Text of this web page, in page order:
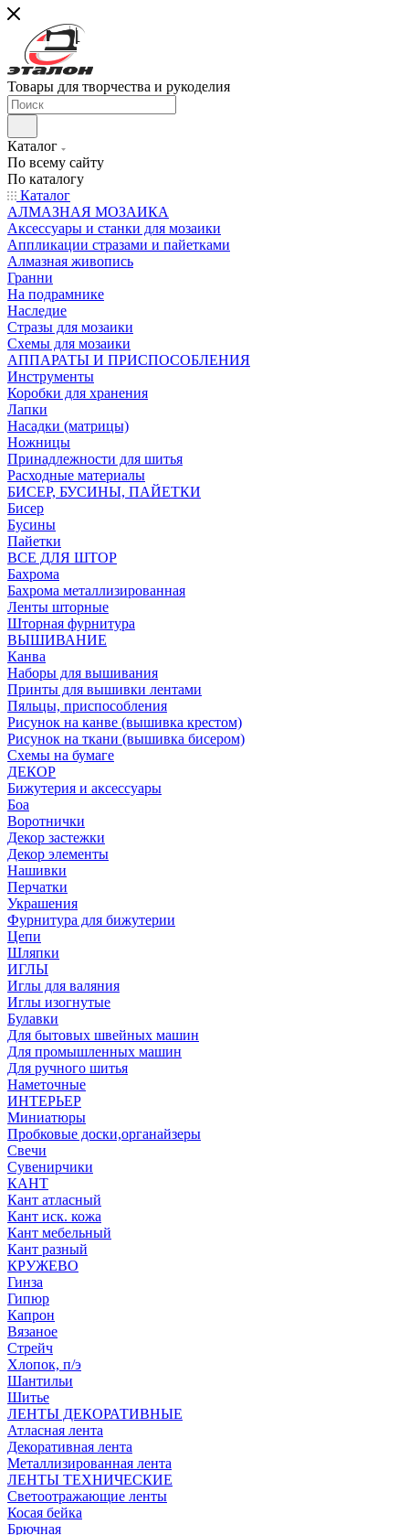
Товары для творчества и рукоделия
Каталог
По всему сайту
По каталогу
Каталог
АЛМАЗНАЯ МОЗАИКА
Аксессуары и станки для мозаики
Аппликации стразами и пайетками
Алмазная живопись
Гранни
На подрамнике
Наследие
Стразы для мозаики
Схемы для мозаики
АППАРАТЫ И ПРИСПОСОБЛЕНИЯ
Инструменты
Коробки для хранения
Лапки
Насадки (матрицы)
Ножницы
Принадлежности для шитья
Расходные материалы
БИСЕР, БУСИНЫ, ПАЙЕТКИ
Бисер
Бусины
Пайетки
ВСЕ ДЛЯ ШТОР
Бахрома
Бахрома металлизированная
Ленты шторные
Шторная фурнитура
ВЫШИВАНИЕ
Канва
Наборы для вышивания
Принты для вышивки лентами
Пяльцы, приспособления
Рисунок на канве (вышивка крестом)
Рисунок на ткани (вышивка бисером)
Схемы на бумаге
ДЕКОР
Бижутерия и аксессуары
Боа
Воротнички
Декор застежки
Декор элементы
Нашивки
Перчатки
Украшения
Фурнитура для бижутерии
Цепи
Шляпки
ИГЛЫ
Иглы для валяния
Иглы изогнутые
Булавки
Для бытовых швейных машин
Для промышленных машин
Для ручного шитья
Наметочные
ИНТЕРЬЕР
Миниатюры
Пробковые доски,органайзеры
Свечи
Сувенирчики
КАНТ
Кант атласный
Кант иск. кожа
Кант мебельный
Кант разный
КРУЖЕВО
Гинза
Гипюр
Капрон
Вязаное
Стрейч
Хлопок, п/э
Шантильи
Шитье
ЛЕНТЫ ДЕКОРАТИВНЫЕ
Атласная лента
Декоративная лента
Металлизированная лента
ЛЕНТЫ ТЕХНИЧЕСКИЕ
Светоотражающие ленты
Косая бейка
Брючная